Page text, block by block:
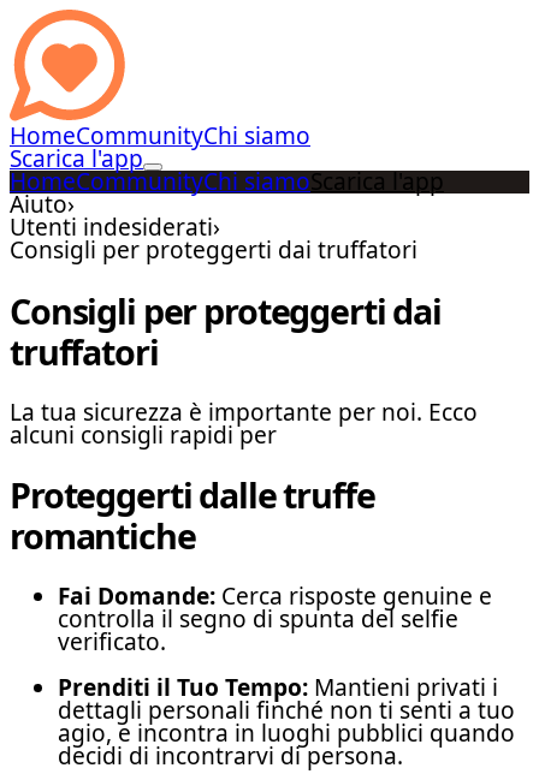
HomeCommunityChi siamo
Scarica l'app
HomeCommunityChi siamoScarica l'app
Aiuto›
Utenti indesiderati›
Consigli per proteggerti dai truffatori
Consigli per proteggerti dai
truffatori
La tua sicurezza è importante per noi. Ecco
alcuni consigli rapidi per
Proteggerti dalle truffe
romantiche
Fai Domande: Cerca risposte genuine e
controlla il segno di spunta del selfie
verificato.
Prenditi il Tuo Tempo: Mantieni privati i
dettagli personali finché non ti senti a tuo
agio, e incontra in luoghi pubblici quando
decidi di incontrarvi di persona.